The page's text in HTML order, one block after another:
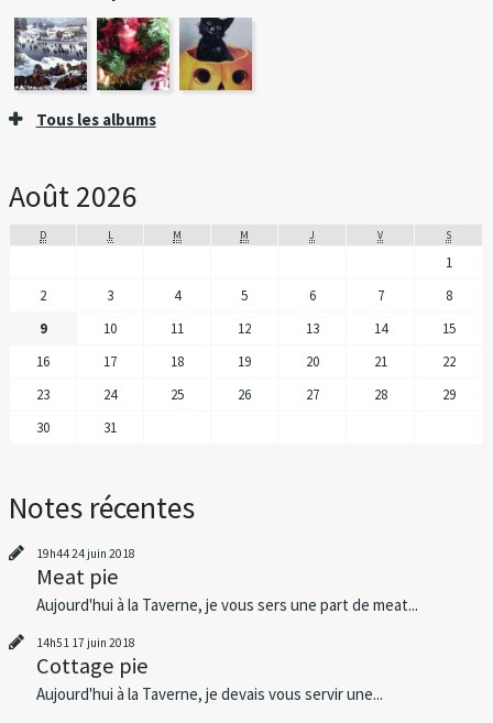
Tous les albums
Août 2026
D L M M J V S
1
2
3 4 5 6 7
8
9
10 11 12 13 14
15
16
17 18 19 20 21
22
23
24 25 26 27 28
29
30
31
Notes récentes
19h4424 juin 2018
Meat pie
Aujourd'hui à la Taverne, je vous sers une part de meat...
14h51 17 juin 2018
Cottage pie
Aujourd'hui à la Taverne, je devais vous servir une...